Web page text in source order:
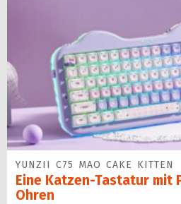
YUNZII C75 MAO CAKE KITTEN
Eine Katzen-Tastatur mit
Ohren